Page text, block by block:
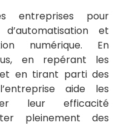
entreprises pour
et
numérique. En
en repérant les
et en tirant parti des
aide les
leur efficacité
pleinement des